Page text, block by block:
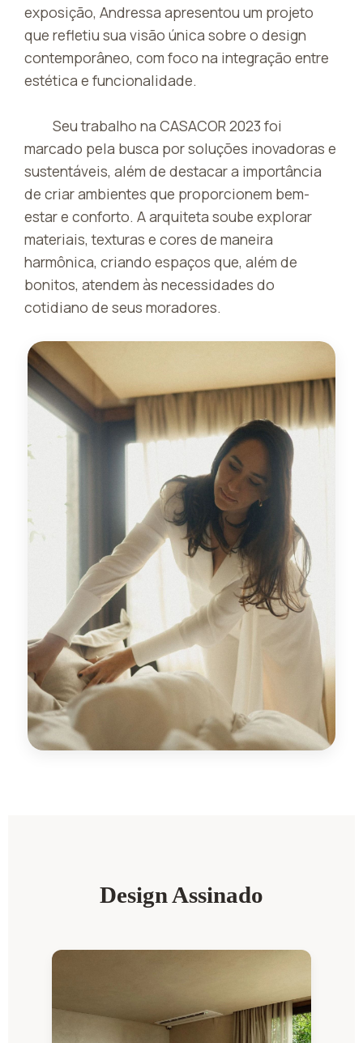
exposição, Andressa apresentou um projeto
que refletiu sua visão única sobre o design
contemporâneo, com foco na integração entre
estética e funcionalidade.
Seu trabalho na CASACOR 2023 foi
marcado pela busca por soluções inovadoras e
sustentáveis, além de destacar a importância
de criar ambientes que proporcionem bem-
estar e conforto. A arquiteta soube explorar
materiais, texturas e cores de maneira
harmônica, criando espaços que, além de
bonitos, atendem às necessidades do
cotidiano de seus moradores.
Design Assinado